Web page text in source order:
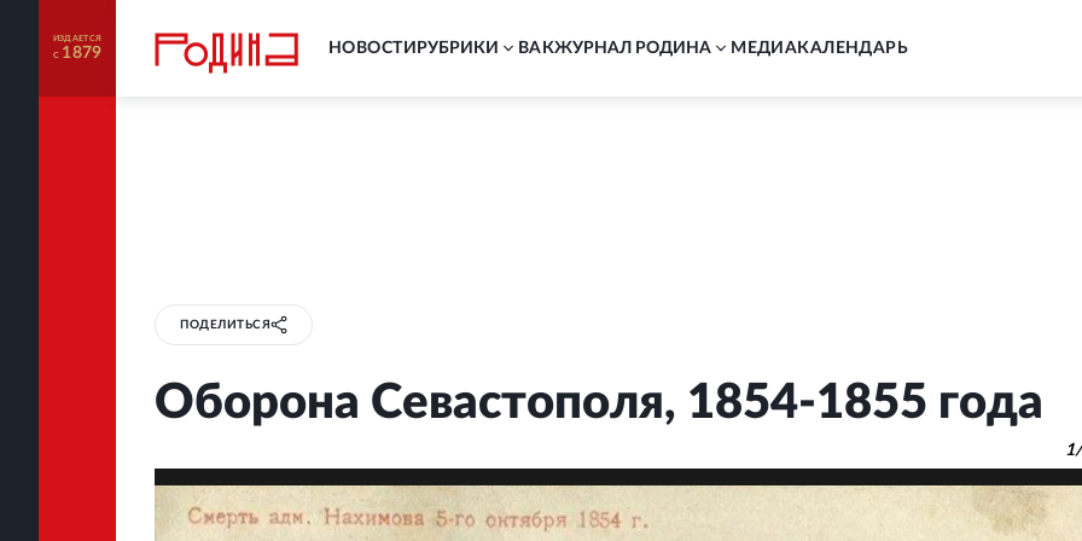
ИЗДАЕТСЯ
С 1879 НОВОСТИ РУБРИКИ ВАКЖУРНАЛ РОДИНА MЕДИА КАЛЕНДАРЬ
ПОДЕЛИТЬСЯ
Оборона Севастополя, 1854-1855 года
1/